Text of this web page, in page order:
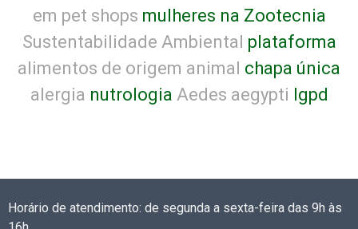
em pet shops mulheres na Zootecnia
Sustentabilidade Ambiental plataforma
alimentos de origem animal chapa única
alergia nutrologia Aedes aegypti lgpd
Horário de atendimento: de segunda a sexta-feira das 9h às